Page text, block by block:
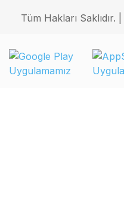
Tüm Hakları Saklıdır. |